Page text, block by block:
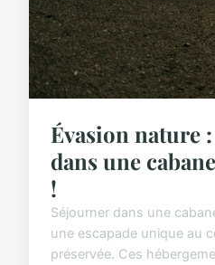
Évasion nature
dans une
!
Séjourner dans une
une escapade unique au
préservée. Ces